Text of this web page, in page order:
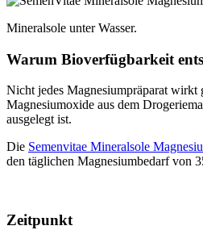
Mineralsole unter Wasser.
Warum Bioverfügbarkeit
Nicht jedes Magnesiumpräparat wirkt
Magnesiumoxide aus dem
ausgelegt ist.
Die Semenvitae Mineralsole
den täglichen Magnesiumbedarf von
Zeitpunkt